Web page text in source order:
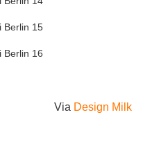
Via Design Milk